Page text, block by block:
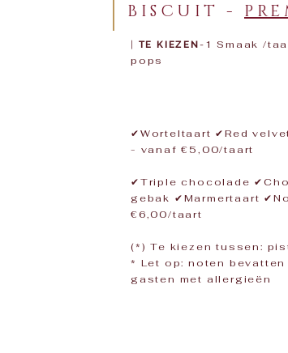
BISCUIT -
TE KIEZEN- 1 Smaak /
pops​​
​​✔Worteltaart ✔Red
- vanaf €5,00/taart
✔Triple chocolade
gebak ✔Marmertaart
€6,00/taart​
(*) Te kiezen tussen:
* Let op: noten
gasten met allergieën